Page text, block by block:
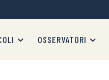
OSSERVATORI